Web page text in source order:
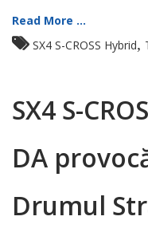
Read More ...
SX4 S-CROSS Hybrid,
SX4 S-
DA
Drumul